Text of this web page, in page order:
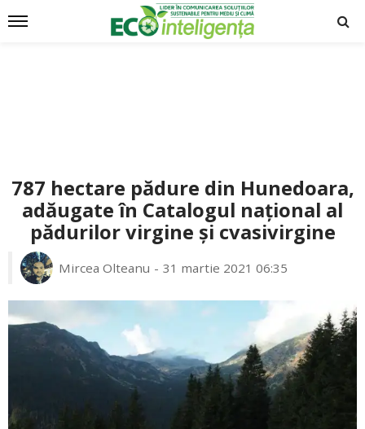
787 hectare pădure din Hunedoara,
adăugate în Catalogul național al
pădurilor virgine și cvasivirgine
Mircea Olteanu 31 martie 2021 06:35